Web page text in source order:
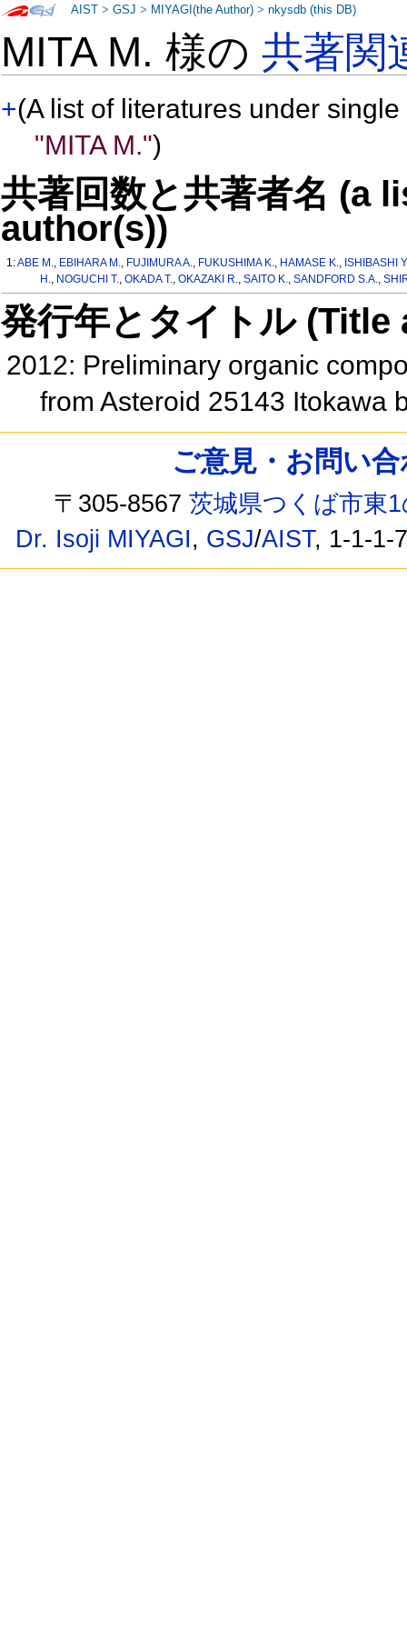
MITA M. 様の共著関
+(A list of literatures under
"MITA M.")
共著回数と共著者名 (a
author(s))
1:ABE M., EBIHARA M., FUJIMURA A., FUKUSHIMA K., HAMASE K., ISHIBASHI
H., NOGUCHI T., OKADA T., OKAZAKI R., SAITO K., SANDFORD S.A.,
発行年とタイトル
2012: Preliminary organic
from Asteroid 25143 Itokawa
AIST >GSJ > MIYAGI(the Author) >nkysdb (this DB)
ご意見・お問い
〒305-8567茨城県つくば市東
Dr. Isoji MIYAGI, GSJ/AIST, 1-1-1-